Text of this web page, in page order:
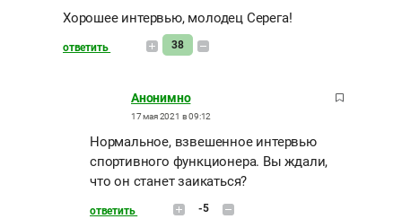
Хорошее интервью, молодец Серега!
ответить 38
Анонимно
17 мая 2021 в 09:12
Нормальное, взвешенное интервью
спортивного функционера. Вы ждали,
что он станет заикаться?
ответить -5